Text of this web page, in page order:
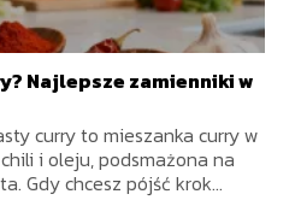
Najlepsze zamienniki w
curry to mieszanka curry w
i oleju, podsmażona na
Gdy chcesz pójść krok...